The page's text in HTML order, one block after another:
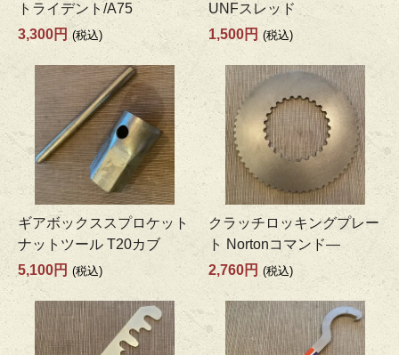
トライデント/A75
3,300円 (税込)
UNFスレッド
1,500円 (税込)
ギアボックススプロケット
ナットツール T20カブ
5,100円 (税込)
クラッチロッキングプレー
ト Nortonコマンド―
2,760円 (税込)